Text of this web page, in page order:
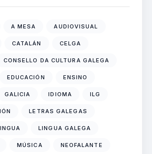
A MESA AUDIOVISUAL
CATALÁN CELGA
CONSELLO DA CULTURA GALEGA
EDUCACIÓN ENSINO
GALICIA IDIOMA ILG
LETRAS GALEGAS
LINGUA GALEGA
MÚSICA NEOFALANTE